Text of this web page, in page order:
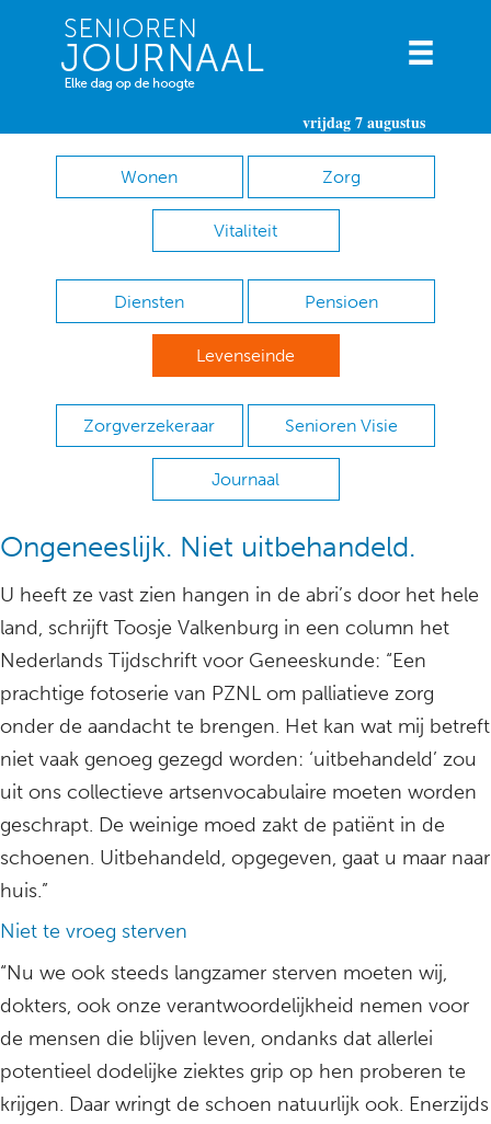
vrijdag 7 augustus
Wonen Zorg
Vitaliteit
Diensten Pensioen
Levenseinde
Zorgverzekeraar Senioren Visie
Journaal
Ongeneeslijk. Niet uitbehandeld.
U heeft ze vast zien hangen in de abri’s door het hele
land, schrijft Toosje Valkenburg in een column het
Nederlands Tijdschrift voor Geneeskunde: “Een
prachtige fotoserie van PZNL om palliatieve zorg
onder de aandacht te brengen. Het kan wat mij betreft
niet vaak genoeg gezegd worden: ‘uitbehandeld’ zou
uit ons collectieve artsenvocabulaire moeten worden
geschrapt. De weinige moed zakt de patiënt in de
schoenen. Uitbehandeld, opgegeven, gaat u maar naar
huis.”
Niet te vroeg sterven
“Nu we ook steeds langzamer sterven moeten wij,
dokters, ook onze verantwoordelijkheid nemen voor
de mensen die blijven leven, ondanks dat allerlei
potentieel dodelijke ziektes grip op hen proberen te
krijgen. Daar wringt de schoen natuurlijk ook. Enerzijds